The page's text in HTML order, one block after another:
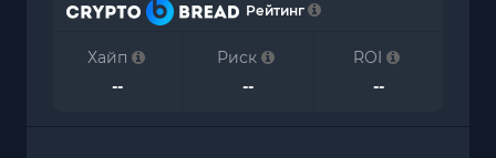
Рейтинг
Хайп
--
Риск
--
ROI
--